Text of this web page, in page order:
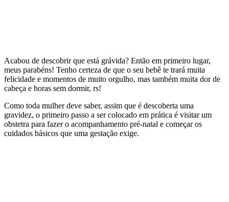
Acabou de descobrir que está grávida? Então em primeiro lugar,
meus parabéns! Tenho certeza de que o seu bebê te trará muita
felicidade e momentos de muito orgulho, mas também muita dor de
cabeça e horas sem dormir, rs!
Como toda mulher deve saber, assim que é descoberta uma
gravidez, o primeiro passo a ser colocado em prática é visitar um
obstetra para fazer o acompanhamento pré-natal e começar os
cuidados básicos que uma gestação exige.